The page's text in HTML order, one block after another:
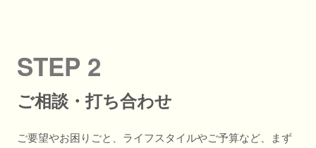
STEP 2
ご相談・打ち合わせ
ご要望やお困りごと、ライフスタイルやご予算など、まず